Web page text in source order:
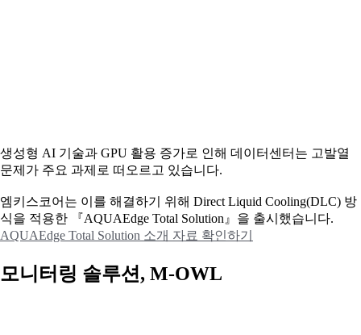
생성형 AI 기술과 GPU 활용 증가로 인해 데이터센터는 고발열
문제가 주요 과제로 떠오르고 있습니다.
엠키스코어는 이를 해결하기 위해 Direct Liquid Cooling(DLC) 방
식을 적용한 『AQUAEdge Total Solution』을 출시했습니다.
AQUAEdge Total Solution 소개 자료 확인하기
모니터링 솔루션, M-OWL